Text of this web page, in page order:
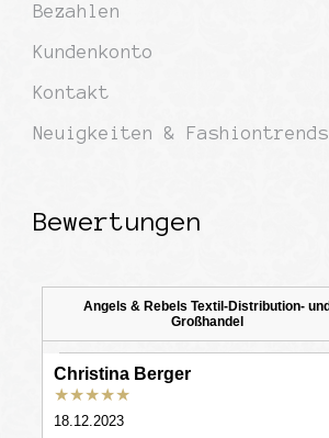
Bezahlen
Kundenkonto
Kontakt
Neuigkeiten & Fashiontrends
Bewertungen